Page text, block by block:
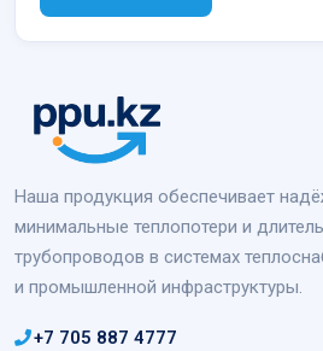
Наша продукция обеспечивает
минимальные теплопотери и
трубопроводов в системах
и промышленной инфраструктуры.
+7 705 887 4777